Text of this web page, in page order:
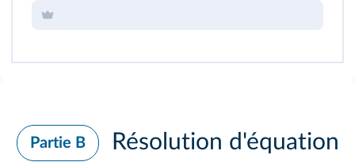
Partie B
Résolution d'équation